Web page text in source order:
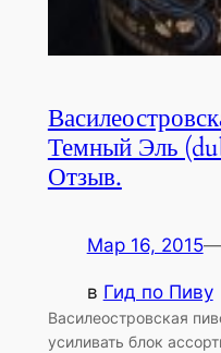
Темный Эль
Отзыв.
Мар 16, 2015—
в Гид по Пиву
Василеостровская
усиливать блок